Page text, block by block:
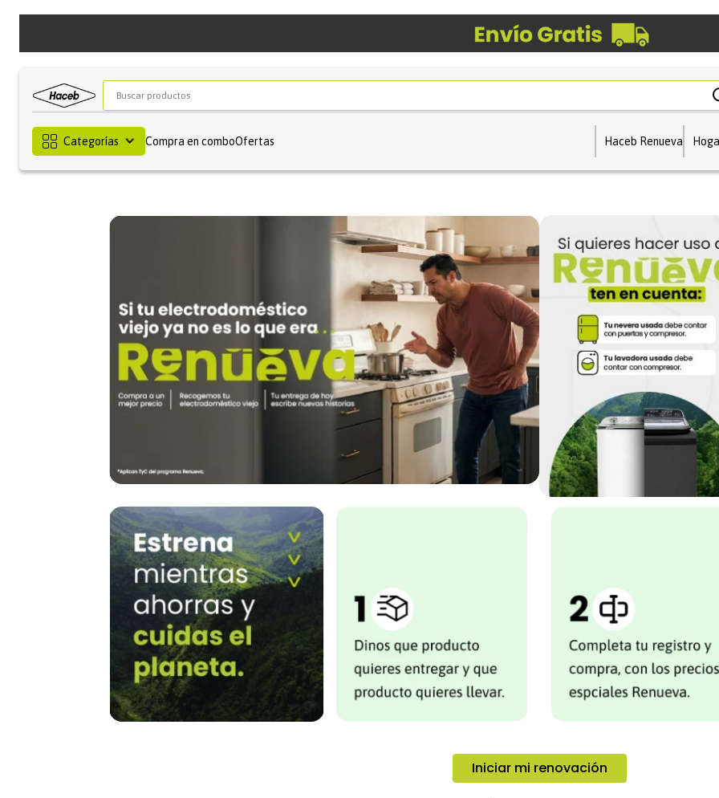
Buscar productos
Categorías Compra en comboOfertas Haceb Renueva
Iniciar mi renovación